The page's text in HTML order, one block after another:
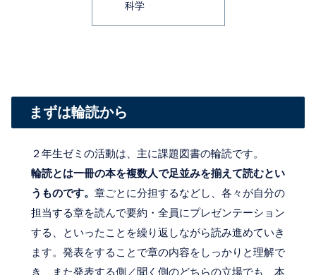
科学
まずは輪読から
２年生ゼミの活動は、主に課題図書の輪読です。
輪読とは一冊の本を複数人で足並みを揃えて読むとい
うものです。 章ごとに分担するなどし、各々が自分の
担当する章を読んで要約・全員にプレゼンテーション
する、といったことを繰り返しながら読み進めていき
ます。発表をすることで章の内容をしっかりと理解で
き、また発表する側／聞く側のどちらの立場でも、本